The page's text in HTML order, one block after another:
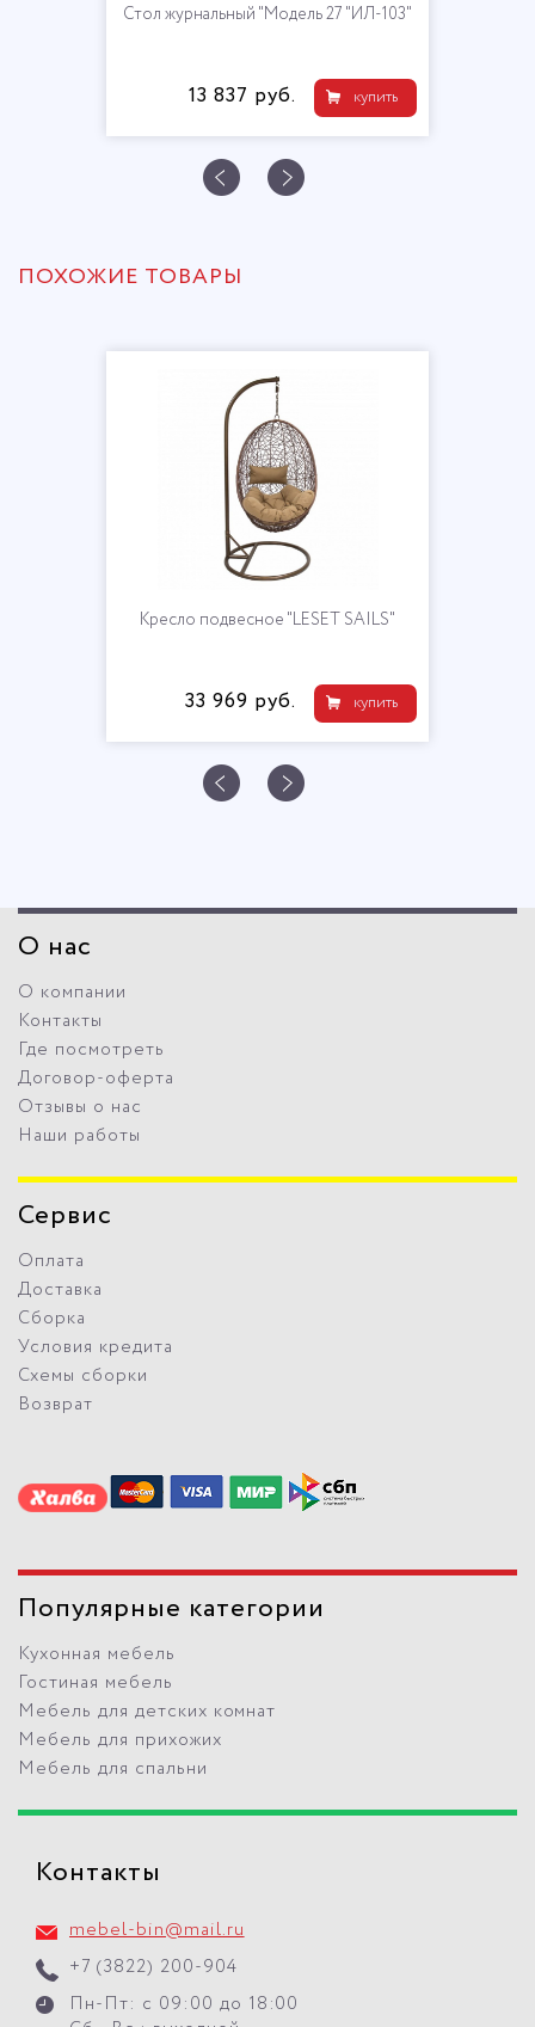
Стол журнальный "Модель 27 "ИЛ-103"
купить
13 837 руб.
ПОХОЖИЕ ТОВАРЫ
Кресло подвесное "LESET SAILS"
купить
33 969 руб.
О нас
О компании
Контакты
Где посмотреть
Договор-оферта
Отзывы о нас
Наши работы
Сервис
Оплата
Доставка
Сборка
Условия кредита
Схемы сборки
Возврат
Популярные категории
Кухонная мебель
Гостиная мебель
Мебель для детских комнат
Мебель для прихожих
Мебель для спальни
Контакты
mebel-bin@mail.ru
+7 (3822) 200-904
Пн-Пт: с 09:00 до 18:00